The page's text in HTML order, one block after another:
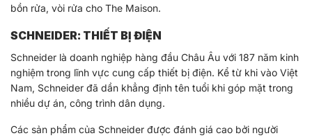
bồn rửa, vòi rửa cho The Maison.
SCHNEIDER: THIẾT BỊ ĐIỆN
Schneider là doanh nghiệp hàng đầu Châu Âu với 187 năm kinh
nghiệm trong lĩnh vực cung cấp thiết bị điện. Kể từ khi vào Việt
Nam, Schneider đã dần khẳng định tên tuổi khi góp mặt trong
nhiều dự án, công trình dân dụng.
Các sản phẩm của Schneider được đánh giá cao bởi người